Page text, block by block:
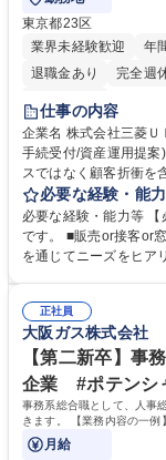
東京都23区
業界未経験歓迎
年
退職金あり
完全週
土日祝休み
仕事の内容
企業名 株式会社三菱ＵＦＪ銀行 求人名 【東京都】本
手続受付/資産運用提案)/後方事務/ロ
スではなく顧客折衝を
事していただきます。
ーション、お客様対応 ■窓口にて、ご来店された個人のお客様に対して金
融商品のご提案 ■効率
に必ずご覧ください≫
必要な経験・能
必要な経験・能力等
です。 ■販売or接客or
を通じてニーズをヒアリン
るので安心して入行い
や社内副業等を活用し
ます。 学歴・資格 学歴：大学院 大学 高専 短大 専修学校 高校 語学力：
資格：
正社員
大阪ガス株式会社
【第二新卒】事
企業 #ポテンシ
事務系総合職として、人事
きます。 【業務内容の一
門の企画スタッフ、ルート営
月給